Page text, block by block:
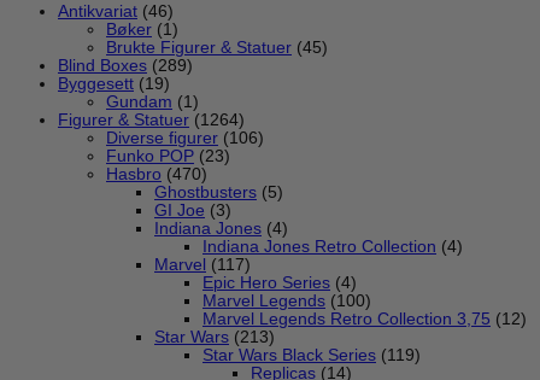
Antikvariat (46)
Bøker (1)
Brukte Figurer & Statuer (45)
Blind Boxes (289)
Byggesett (19)
Gundam (1)
Figurer & Statuer (1264)
Diverse figurer (106)
Funko POP (23)
Hasbro (470)
Ghostbusters (5)
GI Joe (3)
Indiana Jones (4)
Indiana Jones Retro Collection (4)
Marvel (117)
Epic Hero Series (4)
Marvel Legends (100)
Marvel Legends Retro Collection 3,75 (12)
Star Wars (213)
Star Wars Black Series (119)
Replicas (14)